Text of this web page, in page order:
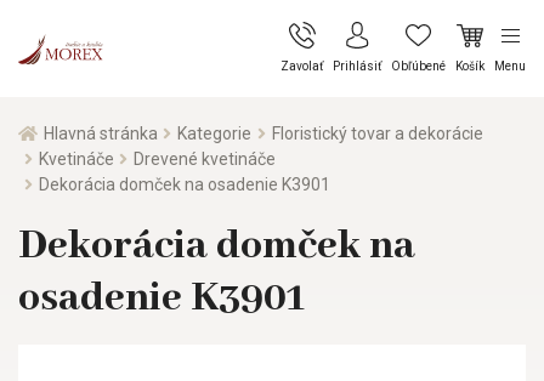
Zavolať Prihlásiť Obľúbené Košík Menu
Hlavná stránka Kategorie
Floristický tovar a dekorácie
Kvetináče
Drevené kvetináče
Dekorácia domček na osadenie K3901
Dekorácia domček na
osadenie K3901